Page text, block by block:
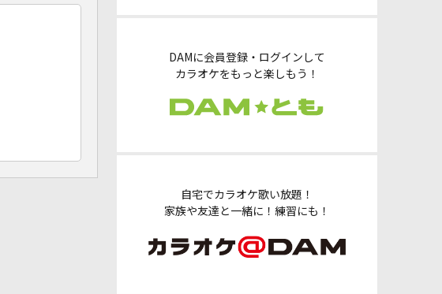
DAMに会員登録・ログインして
カラオケをもっと楽しもう！
自宅でカラオケ歌い放題！
家族や友達と一緒に！練習にも！